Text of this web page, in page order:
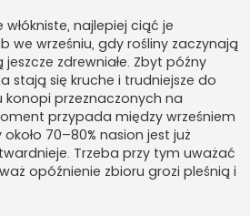
najlepiej ciąć je
we wrześniu, gdy rośliny zaczynają
zdrewniałe. Zbyt późny
stają się kruche i trudniejsze do
konopi przeznaczonych na
przypada między wrześniem
70–80% nasion jest już
Trzeba przy tym uważać
opóźnienie zbioru grozi pleśnią i